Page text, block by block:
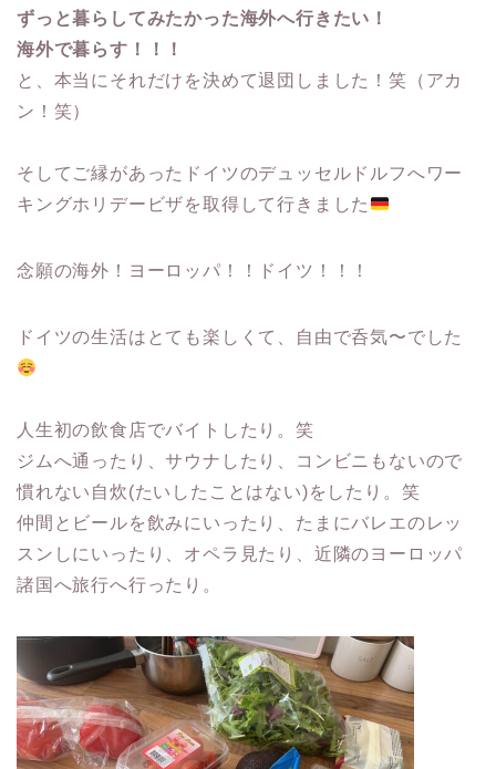
ずっと暮らしてみたかった海外へ行きたい！
海外で暮らす！！！
と、本当にそれだけを決めて退団しました！笑（アカ
ン！笑）
そしてご縁があったドイツのデュッセルドルフへワー
キングホリデービザを取得して行きました
念願の海外！ヨーロッパ！！ドイツ！！！
ドイツの生活はとても楽しくて、自由で呑気〜でした
人生初の飲食店でバイトしたり。笑
ジムへ通ったり、サウナしたり、コンビニもないので
慣れない自炊(たいしたことはない)をしたり。笑
仲間とビールを飲みにいったり、たまにバレエのレッ
スンしにいったり、オペラ見たり、近隣のヨーロッパ
諸国へ旅行へ行ったり。